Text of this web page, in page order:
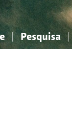
Pesquisa
sociais...
sociais...